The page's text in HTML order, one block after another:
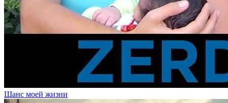
Шанс моей жизни